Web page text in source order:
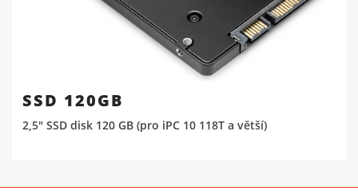
SSD 120GB
2,5" SSD disk 120 GB (pro iPC 10 118T a větší)